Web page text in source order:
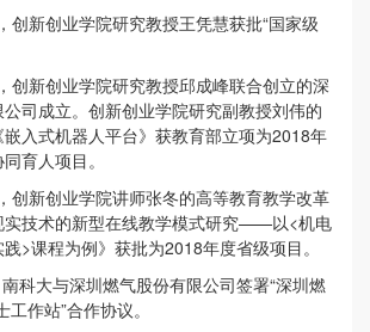
创新创业学院研究教授王凭慧获批“国家级
创新创业学院研究教授邱成峰联合创立的深
司成立。创新创业学院研究副教授刘伟的
入式机器人平台》获教育部立项为2018年
育人项目。
创新创业学院讲师张冬的高等教育教学改革
实技术的新型在线教学模式研究——以<机电
>课程为例》获批为2018年度省级项目。
科大与深圳燃气股份有限公司签署“深圳燃
作站”合作协议。